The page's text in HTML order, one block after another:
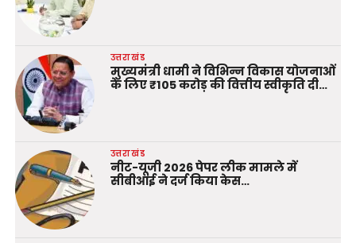
उत्तराखंड
मुख्यमंत्री धामी ने विभिन्न विकास योजनाओं
के लिए ₹105 करोड़ की वित्तीय स्वीकृति दी…
उत्तराखंड
नीट-यूजी 2026 पेपर लीक मामले में
सीबीआई ने दर्ज किया केस…